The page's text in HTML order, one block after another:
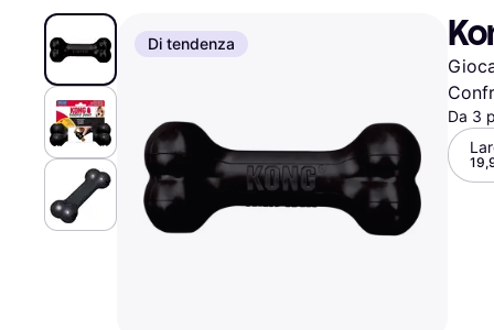
Paga dopo 30 giorni
Finanziamento
Unieuro
Media
eBay
Zalando
Elenco negozi
Di tendenza
Da 3